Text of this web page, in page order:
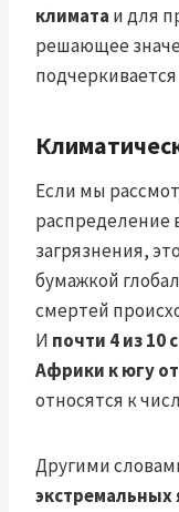
климата и для
решающее
Если мы
распределение
загрязнения,
бумажкой
смертей
И почти 4 из 10
Африки к югу
относятся к
Другими
экстремальных